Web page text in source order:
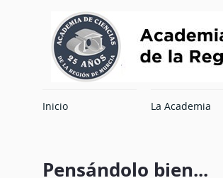
Inicio La Academia
Pensándolo bien...